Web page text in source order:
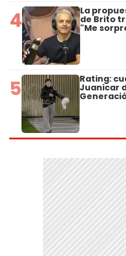
4 La
de Brito
"Me
5 Rating:
Juanicar